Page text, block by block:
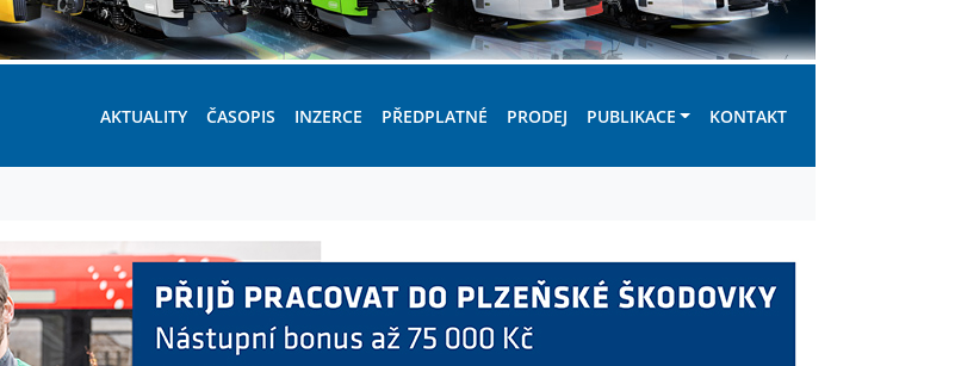
AKTUALITY ČASOPIS INZERCE PŘEDPLATNÉ PRODEJ PUBLIKACE KONTAKT